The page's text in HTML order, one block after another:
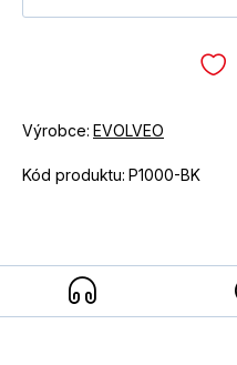
Výrobce: EVOLVEO
Kód produktu: P1000-BK